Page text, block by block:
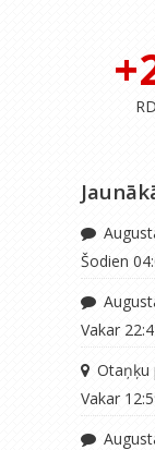
Šodien
Vakar
Otaņķu
Vakar